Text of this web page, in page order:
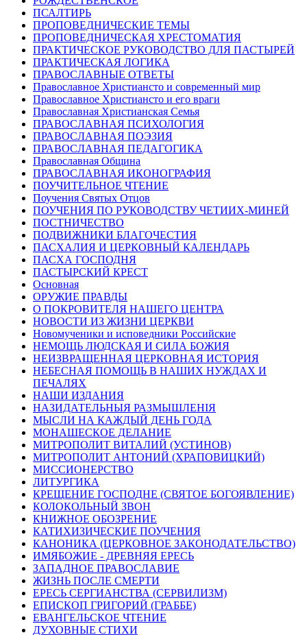
ПСАЛТИРЬ
ПРОПОВЕДНИЧЕСКИЕ ТЕМЫ
ПРОПОВЕДНИЧЕСКАЯ ХРЕСТОМАТИЯ
ПРАКТИЧЕСКОЕ РУКОВОДСТВО ДЛЯ ПАСТЫРЕЙ
ПРАКТИЧЕСКАЯ ЛОГИКА
ПРАВОСЛАВНЫЕ ОТВЕТЫ
Православное Христиансто и современный мир
Православное Христиансто и его враги
Православная Христианская Семья
ПРАВОСЛАВНАЯ ПСИХОЛОГИЯ
ПРАВОСЛАВНАЯ ПОЭЗИЯ
ПРАВОСЛАВНАЯ ПЕДАГОГИКА
Православная Община
ПРАВОСЛАВНАЯ ИКОНОГРАФИЯ
ПОУЧИТЕЛЬНОЕ ЧТЕНИЕ
Поучения Святых Отцов
ПОУЧЕНИЯ ПО РУКОВОДСТВУ ЧЕТИИХ-МИНЕЙ
ПОСТНИЧЕСТВО
ПОДВИЖНИКИ БЛАГОЧЕСТИЯ
ПАСХАЛИЯ И ЦЕРКОВНЫЙ КАЛЕНДАРЬ
ПАСХА ГОСПОДНЯ
ПАСТЫРСКИЙ КРЕСТ
Основная
ОРУЖИЕ ПРАВДЫ
О ПОКРОВИТЕЛЯ НАШЕГО ЦЕНТРА
НОВОСТИ ИЗ ЖИЗНИ ЦЕРКВИ
Новомученики и исповедники Российские
НЕМОЩЬ ЛЮДСКАЯ И СИЛА БОЖИЯ
НЕИЗВРАЩЕННАЯ ЦЕРКОВНАЯ ИСТОРИЯ
НЕБЕСНАЯ ПОМОЩЬ В НАШИХ НУЖДАХ И
ПЕЧАЛЯХ
НАШИ ИЗДАНИЯ
НАЗИДАТЕЛЬНЫЯ РАЗМЫШЛЕНІЯ
МЫСЛИ НА КАЖДЫЙ ДЕНЬ ГОДА
МОНАШЕСКОЕ ДЕЛАНИЕ
МИТРОПОЛИТ ВИТАЛИЙ (УСТИНОВ)
МИТРОПОЛИТ АНТОНИЙ (ХРАПОВИЦКИЙ)
МИССИОНЕРСТВО
ЛИТУРГИКА
КРЕЩЕНИЕ ГОСПОДНЕ (СВЯТОЕ БОГОЯВЛЕНИЕ)
КОЛОКОЛЬНЫЙ ЗВОН
КНИЖНОЕ ОБОЗРЕНИЕ
КАТИХИЗИЧЕСКИЕ ПОУЧЕНИЯ
КАНОНИКА (ЦЕРКОВНОЕ ЗАКОНОДАТЕЛЬСТВО)
ИМЯБОЖИЕ - ДРЕВНЯЯ ЕРЕСЬ
ЗАПАДНОЕ ПРАВОСЛАВИЕ
ЖИЗНЬ ПОСЛЕ СМЕРТИ
ЕРЕСЬ СЕРГИАНСТВА (СЕРВИЛИЗМ)
ЕПИСКОП ГРИГОРИЙ (ГРАББЕ)
ЕВАНГЕЛЬСКОЕ ЧТЕНИЕ
ДУХОВНЫЕ СТИХИ